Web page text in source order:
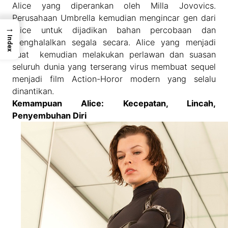
Alice yang diperankan oleh Milla Jovovics.
Perusahaan Umbrella kemudian mengincar gen dari
Alice untuk dijadikan bahan percobaan dan
menghalalkan segala secara. Alice yang menjadi
kuat kemudian melakukan perlawan dan suasan
seluruh dunia yang terserang virus membuat sequel
menjadi film Action-Horor modern yang selalu
dinantikan.
Kemampuan Alice: Kecepatan, Lincah,
Penyembuhan Diri
→
Index